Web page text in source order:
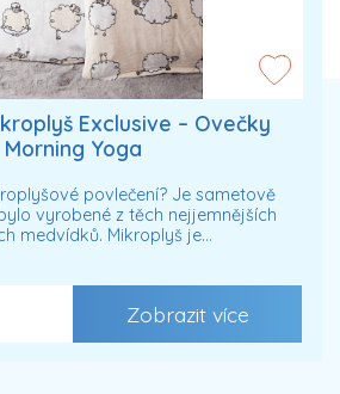
Exclusive – Ovečky
Morning Yoga
povlečení? Je sametově
vyrobené z těch nejjemnějších
medvídků. Mikroplyš je…
Zobrazit více